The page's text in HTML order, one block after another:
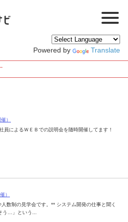
Powered by Translate
）
員によるＷＥＢでの説明会を随時開催してます！
）
数制の見学会です。** システム開発の仕事と聞く
う…」という...